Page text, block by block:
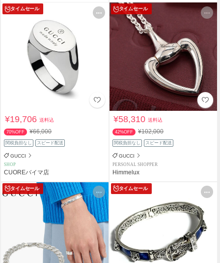
タイムセール
¥19,706送料込
70%OFF ¥66,000
関税負担なし スピード配送
GUCCI
SHOP
CUOREバイマ店
タイムセール
¥58,310送料込
42%OFF ¥102,000
関税負担なし スピード配送
GUCCI
PERSONAL SHOPPER
Himmelux
タイムセール タイムセール